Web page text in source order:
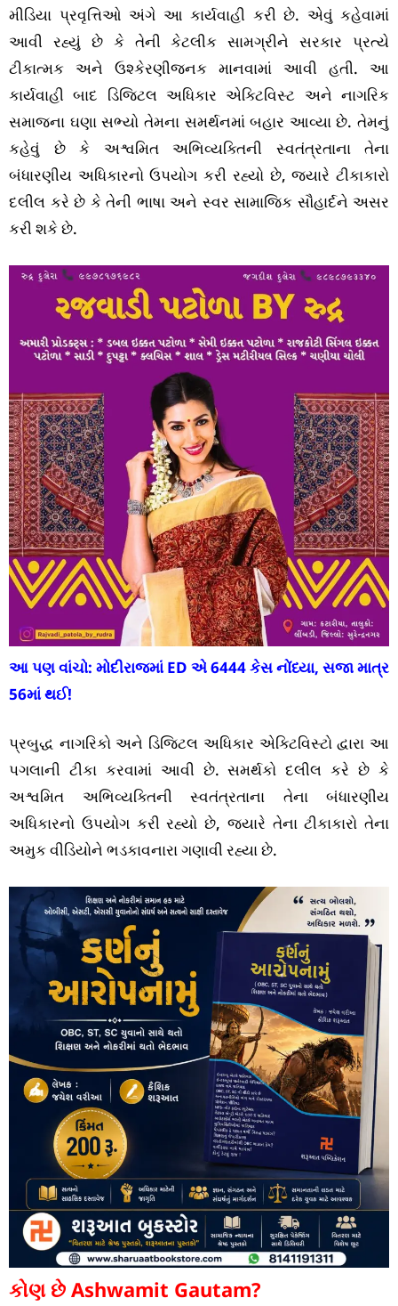
મીડિયા પ્રવૃત્તિઓ અંગે આ કાર્યવાહી કરી છે. એવું કહેવામાં
આવી રહ્યું છે કે તેની કેટલીક સામગ્રીને સરકાર પ્રત્યે
ટીકાત્મક અને ઉશ્કેરણીજનક માનવામાં આવી હતી. આ
કાર્યવાહી બાદ ડિજિટલ અધિકાર એક્ટિવિસ્ટ અને નાગરિક
સમાજના ઘણા સભ્યો તેમના સમર્થનમાં બહાર આવ્યા છે. તેમનું
કહેવું છે કે અશ્વમિત અભિવ્યક્તિની સ્વતંત્રતાના તેના
બંધારણીય અધિકારનો ઉપયોગ કરી રહ્યો છે, જ્યારે ટીકાકારો
દલીલ કરે છે કે તેની ભાષા અને સ્વર સામાજિક સૌહાર્દને અસર
કરી શકે છે.
આ પણ વાંચો:મોદીરાજમાં ED એ 6444 કેસ નોંધ્યા, સજા માત્ર
56માં થઈ!
પ્રબુદ્ધ નાગરિકો અને ડિજિટલ અધિકાર એક્ટિવિસ્ટો દ્વારા આ
પગલાની ટીકા કરવામાં આવી છે. સમર્થકો દલીલ કરે છે કે
અશ્વમિત અભિવ્યક્તિની સ્વતંત્રતાના તેના બંધારણીય
અધિકારનો ઉપયોગ કરી રહ્યો છે, જ્યારે તેના ટીકાકારો તેના
અમુક વીડિયોને ભડકાવનારા ગણાવી રહ્યા છે.
કોણ છે Ashwamit Gautam?